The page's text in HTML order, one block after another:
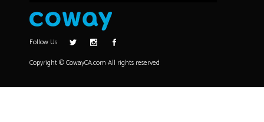
Follow Us
Copyright © CowayCA.com All rights reserved